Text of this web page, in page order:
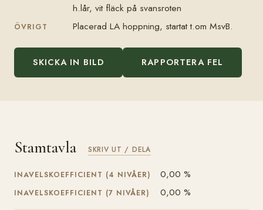
h.lår, vit fläck på svansroten
ÖVRIGT Placerad LA hoppning, startat t.om MsvB.
SKICKA IN BILD RAPPORTERA FEL
Stamtavla SKRIV UT / DELA
INAVELSKOEFFICIENT (4 NIVÅER) 0,00 %
INAVELSKOEFFICIENT (7 NIVÅER) 0,00 %